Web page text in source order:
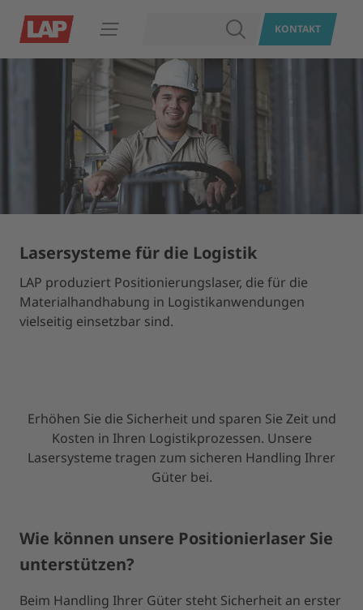
Navigation öffnen SUCHENKONTAKT
Lasersysteme für die Logistik
LAP produziert Positionierungslaser, die für die
Materialhandhabung in Logistikanwendungen
vielseitig einsetzbar sind.
Erhöhen Sie die Sicherheit und sparen Sie Zeit und
Kosten in Ihren Logistikprozessen. Unsere
Lasersysteme tragen zum sicheren Handling Ihrer
Güter bei.
Wie können unsere Positionierlaser Sie
unterstützen?
Beim Handling Ihrer Güter steht Sicherheit an erster